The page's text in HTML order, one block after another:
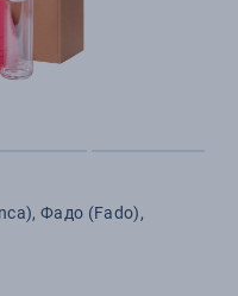
Фадо (Fado),